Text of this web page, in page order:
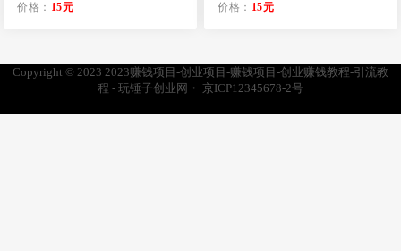
价格： 15元 价格： 15元
Copyright © 2023 2023赚钱项目-创业项目-赚钱项目-创业赚钱教程-引流教
程 - 玩锤子创业网 ・ 京ICP12345678-2号